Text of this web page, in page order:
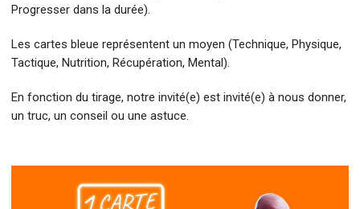
Progresser dans la durée).
Les cartes bleue représentent un moyen (Technique, Physique,
Tactique, Nutrition, Récupération, Mental).
En fonction du tirage, notre invité(e) est invité(e) à nous donner,
un truc, un conseil ou une astuce.